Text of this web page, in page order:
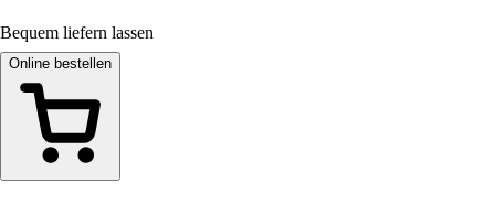
Bequem liefern lassen
Online bestellen